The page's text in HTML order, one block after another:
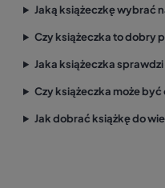
Jaką książeczkę wybrać
Czy książeczka to dobry
Jaka książeczka
Czy książeczka może
Jak dobrać książkę do